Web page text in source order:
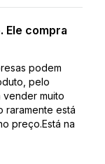
Ele compra
podem
pelo
vender muito
raramente está
preço.Está na